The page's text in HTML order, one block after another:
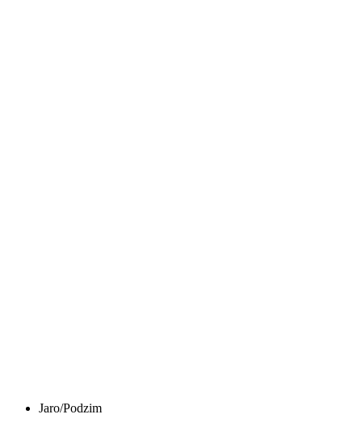
Jaro/Podzim